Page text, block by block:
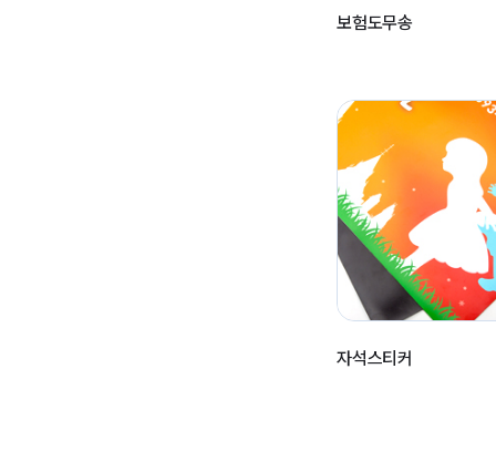
보험도무송
자석스티커